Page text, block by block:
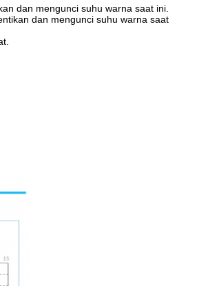
dan mengunci suhu warna saat ini.
dan mengunci suhu warna saat